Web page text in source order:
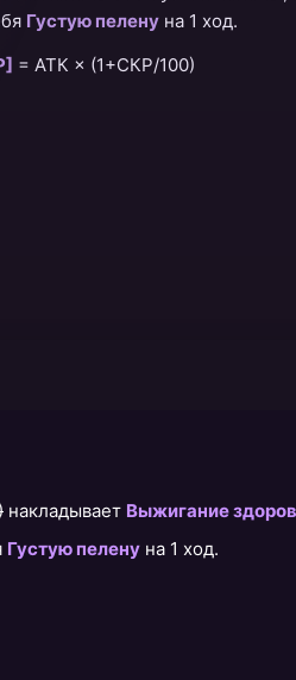
Густую пелену на 1 ход.
= АТК × (1+СКР/100)
накладывает Выжигание
Густую пелену на 1 ход.